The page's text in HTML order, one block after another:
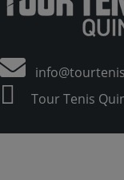
Tour Tenis